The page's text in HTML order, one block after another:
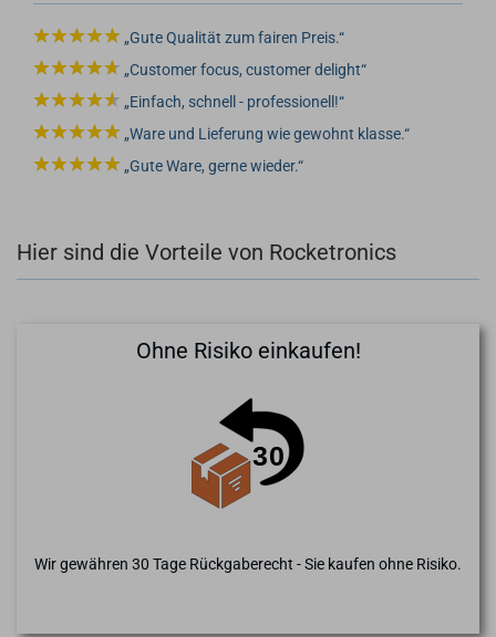
Gute Qualität zum fairen Preis.
Customer focus, customer delight
Einfach, schnell - professionell!
Ware und Lieferung wie gewohnt klasse.
Gute Ware, gerne wieder.
Hier sind die Vorteile von Rocketronics
Ohne Risiko einkaufen!
Wir gewähren 30 Tage Rückgaberecht - Sie kaufen ohne Risiko.